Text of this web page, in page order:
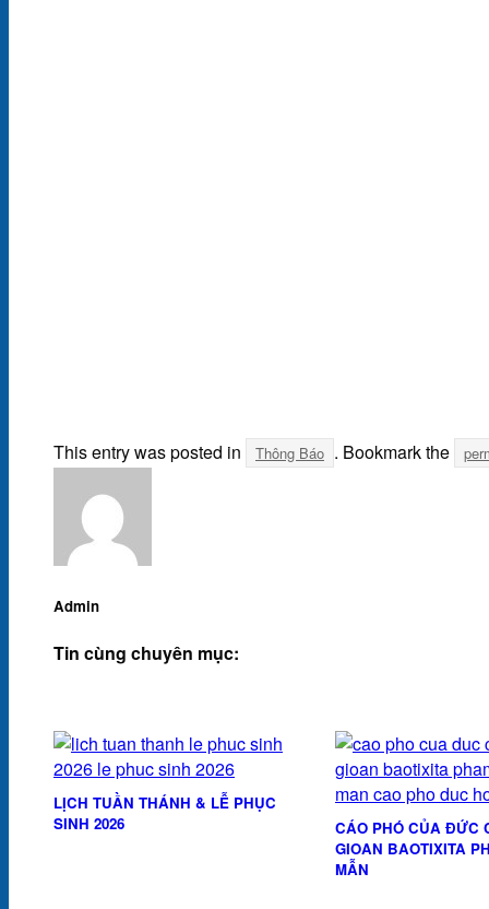
This entry was posted in Thông Báo . Bookmark the
Admin
Tin cùng chuyên mục:
LỊCH TUẦN THÁNH & LỄ PHỤC
SINH 2026
CÁO PHÓ CỦA ĐỨC
GIOAN BAOTIXITA
MẪN